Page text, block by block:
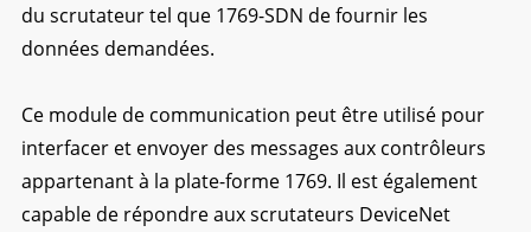
du scrutateur tel que 1769-SDN de fournir les
données demandées.
Ce module de communication peut être utilisé pour
interfacer et envoyer des messages aux contrôleurs
appartenant à la plate-forme 1769. Il est également
capable de répondre aux scrutateurs DeviceNet